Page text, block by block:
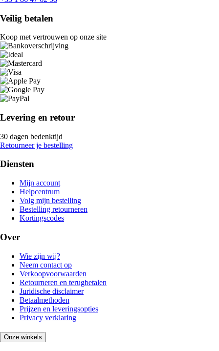
Veilig betalen
Koop met vertrouwen op onze site
Levering en retour
30 dagen bedenktijd
Retourneer je bestelling
Diensten
Mijn account
Helpcentrum
Volg mijn bestelling
Bestelling retourneren
Kortingscodes
Over
Wie zijn wij?
Neem contact op
Verkoopvoorwaarden
Retourneren en terugbetalen
Juridische disclaimer
Betaalmethoden
Prijzen en leveringsopties
Privacy verklaring
Onze winkels